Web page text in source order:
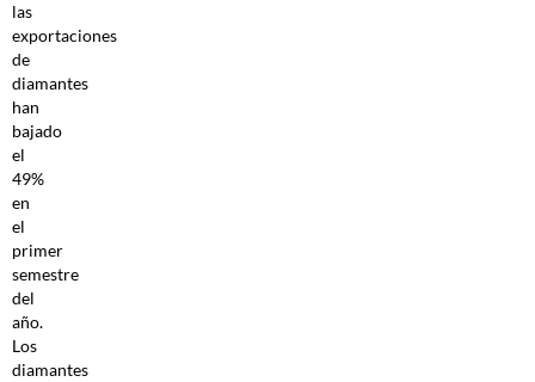
las
exportaciones
de
diamantes
han
bajado
el
49%
en
el
primer
semestre
del
año.
Los
diamantes